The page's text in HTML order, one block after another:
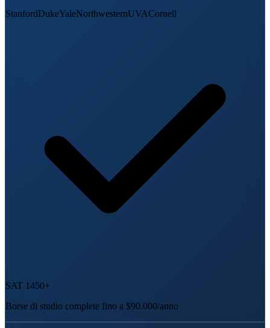
StanfordDukeYaleNorthwesternUVACornell
SAT 1450+
Borse di studio complete fino a $90.000/anno